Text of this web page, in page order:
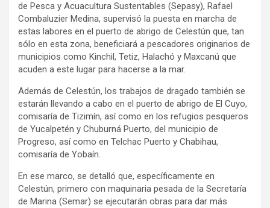
de Pesca y Acuacultura Sustentables (Sepasy), Rafael
Combaluzier Medina, supervisó la puesta en marcha de
estas labores en el puerto de abrigo de Celestún que, tan
sólo en esta zona, beneficiará a pescadores originarios de
municipios como Kinchil, Tetiz, Halachó y Maxcanú que
acuden a este lugar para hacerse a la mar.
Además de Celestún, los trabajos de dragado también se
estarán llevando a cabo en el puerto de abrigo de El Cuyo,
comisaría de Tizimín, así como en los refugios pesqueros
de Yucalpetén y Chuburná Puerto, del municipio de
Progreso, así como en Telchac Puerto y Chabihau,
comisaría de Yobaín.
En ese marco, se detalló que, específicamente en
Celestún, primero con maquinaria pesada de la Secretaría
de Marina (Semar) se ejecutarán obras para dar más